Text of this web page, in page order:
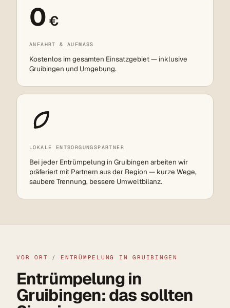
0 €
ANFAHRT & AUFMASS
Kostenlos im gesamten Einsatzgebiet — inklusive
Gruibingen und Umgebung.
LOKALE ENTSORGUNGSPARTNER
Bei jeder Entrümpelung in Gruibingen arbeiten wir
präferiert mit Partnern aus der Region — kurze Wege,
saubere Trennung, bessere Umweltbilanz.
VOR ORT / ENTRÜMPELUNG IN GRUIBINGEN
Entrümpelung in
Gruibingen: das sollten